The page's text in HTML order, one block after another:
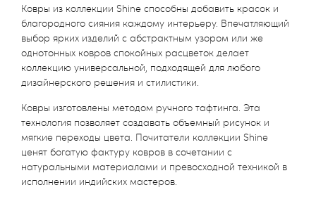
Ковры из коллекции Shine способны добавить красок и
благородного сияния каждому интерьеру. Впечатляющий
выбор ярких изделий с абстрактным узором или же
однотонных ковров спокойных расцветок делает
коллекцию универсальной, подходящей для любого
дизайнерского решения и стилистики.
Ковры изготовлены методом ручного тафтинга. Эта
технология позволяет создавать объемный рисунок и
мягкие переходы цвета. Почитатели коллекции Shine
ценят богатую фактуру ковров в сочетании с
натуральными материалами и превосходной техникой в
исполнении индийских мастеров.